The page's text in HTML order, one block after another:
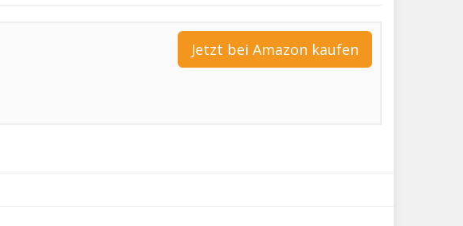
Jetzt bei Amazon kaufen